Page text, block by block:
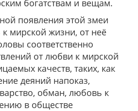
богатствам и вещам.
появления этой змеи
мирской жизни, от неё
соответственно
от любви к мирской
качеств, таких, как
деяний напоказ,
обман, любовь к
в обществе